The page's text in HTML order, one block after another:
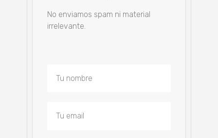
No enviamos spam ni material
irrelevante.